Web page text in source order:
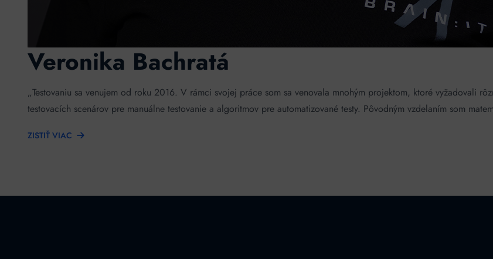
Veronika Bachratá
„Testovaniu sa venujem od roku 2016. V rámci svojej práce som sa venovala mnohým projektom, ktoré vyžadovali
testovacích scenárov pre manuálne testovanie a algoritmov pre automatizované testy. Pôvodným vzdelaním som
ZISTIŤ VIAC